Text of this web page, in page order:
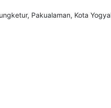
Pakualaman, Kota